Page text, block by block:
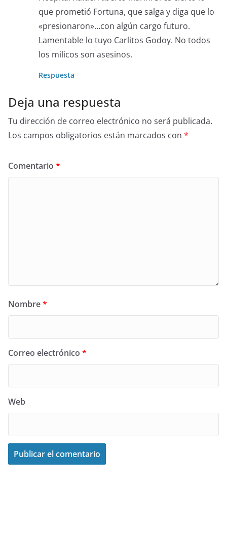
que prometió Fortuna, que salga y diga que lo
«presionaron»…con algún cargo futuro.
Lamentable lo tuyo Carlitos Godoy. No todos
los milicos son asesinos.
Respuesta
Deja una respuesta
Tu dirección de correo electrónico no será publicada.
Los campos obligatorios están marcados con *
Comentario *
Nombre*
Correo electrónico *
Web